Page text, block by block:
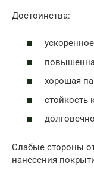
Достоинства:
хорошая
стойкость
Слабые стороны
нанесения